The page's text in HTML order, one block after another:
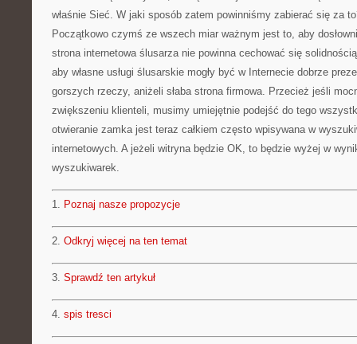
właśnie Sieć. W jaki sposób zatem powinniśmy zabierać się za
Początkowo czymś ze wszech miar ważnym jest to, aby
strona internetowa ślusarza nie powinna cechować się
aby własne usługi ślusarskie mogły być w Internecie dobrze
gorszych rzeczy, aniżeli słaba strona firmowa. Przecież jeśli
zwiększeniu klienteli, musimy umiejętnie podejść do tego
otwieranie zamka jest teraz całkiem często wpisywana w
internetowych. A jeżeli witryna będzie OK, to będzie wyżej w
wyszukiwarek.
1. Poznaj nasze propozycje
2. Odkryj więcej na ten temat
3. Sprawdź ten artykuł
4. spis tresci